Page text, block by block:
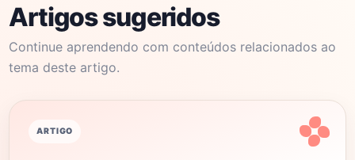
Artigos sugeridos
Continue aprendendo com conteúdos relacionados ao
tema deste artigo.
ARTIGO